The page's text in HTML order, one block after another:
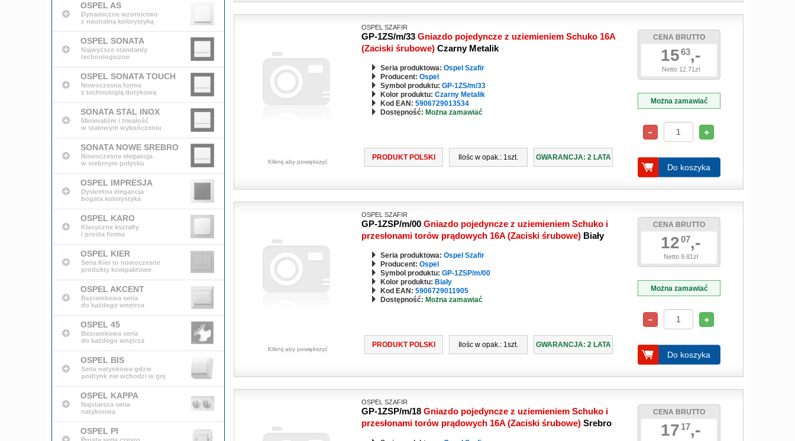
OSPEL AS
Dynamiczne wzornictwo
z neutralną kolorystyką
OSPEL SONATA
Najwyższe standardy
technologiczne
OSPEL SONATA TOUCH
Nowoczesna forma
z technologią dotykową
SONATA STAL INOX
Minimalizm i trwałość
w stalowym wykończeniu
SONATA NOWE SREBRO
Nowoczesna elegancja
w srebrnym połysku
OSPEL IMPRESJA
Dyskretna elegancja
bogata kolorystyka
OSPEL KARO
Klasyczne kształty
i prosta forma
OSPEL KIER
Seria Kier to nowoczesne
produkty kompaktowe
OSPEL AKCENT
Bezramkowa seria
do każdego wnętrza
OSPEL 45
Bezramkowa seria
do każdego wnętrza
OSPEL BIS
Seria natynkowa gdzie
podtynk nie wchodzi w grę
OSPEL KAPPA
Najstarsza seria
natykonwa
OSPEL PI
Kliknij aby powiększyć
OSPEL SZAFIR
GP-1ZS/m/33 Gniazdo pojedyncze z uziemieniem Schuko 16A
(Zaciski śrubowe) Czarny Metalik
Seria produktowa: Ospel Szafir
Producent: Ospel
Symbol produktu: GP-1ZS/m/33
Kolor produktu: Czarny Metalik
Kod EAN: 5906729013534
Dostępność: Można zamawiać
PRODUKT POLSKI Ilośc w opak.: 1szt. GWARANCJA: 2 LATA
CENA BRUTTO
15 63,-
Netto 12.71zł
Można zamawiać
Do koszyka
Kliknij aby powiększyć
OSPEL SZAFIR
GP-1ZSP/m/00 Gniazdo pojedyncze z uziemieniem Schuko i
przesłonami torów prądowych 16A (Zaciski śrubowe) Biały
Seria produktowa: Ospel Szafir
Producent: Ospel
Symbol produktu: GP-1ZSP/m/00
Kolor produktu: Biały
Kod EAN: 5906729011905
Dostępność: Można zamawiać
PRODUKT POLSKI Ilośc w opak.: 1szt. GWARANCJA: 2 LATA
CENA BRUTTO
12 07,-
Netto 9.81zł
Można zamawiać
Do koszyka
OSPEL SZAFIR
GP-1ZSP/m/18 Gniazdo pojedyncze z uziemieniem Schuko i
przesłonami torów prądowych 16A (Zaciski śrubowe) Srebro
CENA BRUTTO
17 17,-